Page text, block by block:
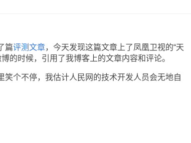
篇评测文章，今天发现这篇文章上了凤凰卫视的“天
的时候，引用了我博客上的文章内容和评论。
个不停，我估计人民网的技术开发人员会无地自